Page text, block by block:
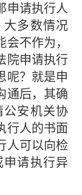
申请执行人
大多数情况
不作为，
院申请执行
呢？就是申
通后，其确
公安机关协
行人的书面
人可以向检
请执行异